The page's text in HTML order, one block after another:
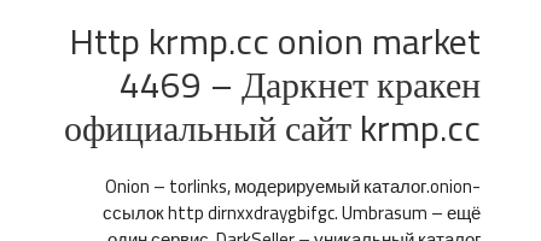
Http krmp.cc onion market
4469 – Даркнет кракен
официальный сайт krmp.cc
Onion – torlinks, модерируемый каталог.onion-
ссылок http dirnxxdraygbifgc. Umbrasum – ещё